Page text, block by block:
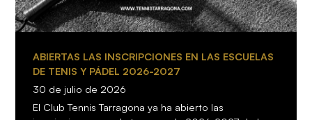
ABIERTAS LAS INSCRIPCIONES EN LAS ESCUELAS
DE TENIS Y PÁDEL 2026-2027
30 de julio de 2026
El Club Tennis Tarragona ya ha abierto las